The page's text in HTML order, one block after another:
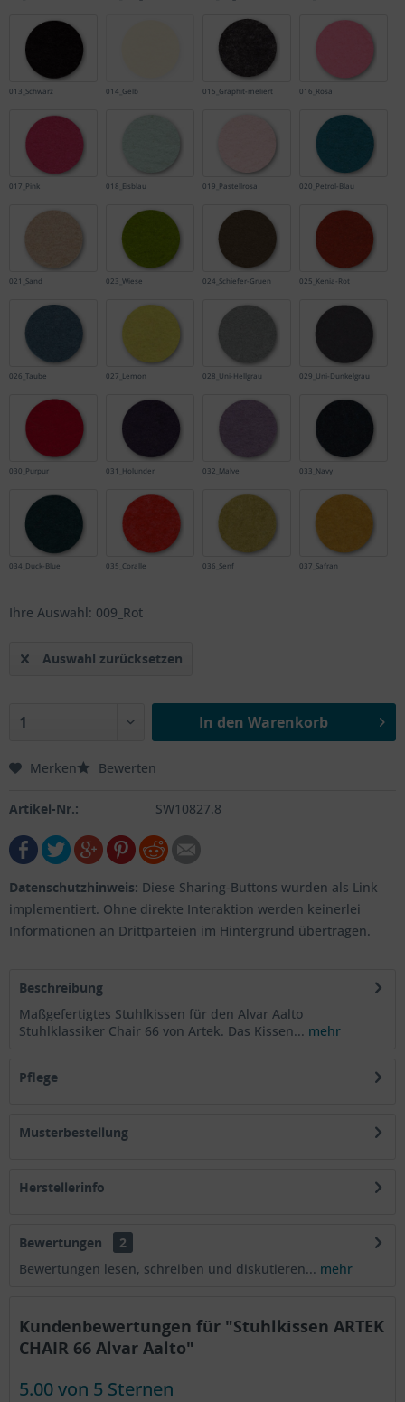
013_Schwarz 014_Gelb 015_Graphit-meliert 016_Rosa
017_Pink 018_Eisblau 019_Pastellrosa 020_Petrol-Blau
021_Sand 023_Wiese 024_Schiefer-Gruen 025_Kenia-Rot
026_Taube 027_Lemon 028_Uni-Hellgrau 029_Uni-Dunkelgrau
030_Purpur 031_Holunder 032_Malve 033_Navy
034_Duck-Blue 035_Coralle 036_Senf 037_Safran
Ihre Auswahl: 009_Rot
Auswahl zurücksetzen
In den Warenkorb
Merken Bewerten
Artikel-Nr.: SW10827.8
Datenschutzhinweis: Diese Sharing-Buttons wurden als Link
implementiert. Ohne direkte Interaktion werden keinerlei
Informationen an Drittparteien im Hintergrund übertragen.
Beschreibung
Maßgefertigtes Stuhlkissen für den Alvar Aalto
Stuhlklassiker Chair 66 von Artek. Das Kissen... mehr
Pflege
Musterbestellung
Herstellerinfo
Bewertungen
2
Bewertungen lesen, schreiben und diskutieren... mehr
Kundenbewertungen für "Stuhlkissen ARTEK
CHAIR 66 Alvar Aalto"
5.00 von 5 Sternen